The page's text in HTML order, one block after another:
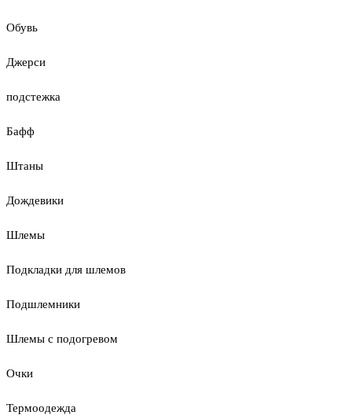
Обувь
Джерси
подстежка
Бафф
Штаны
Дождевики
Шлемы
Подкладки для шлемов
Подшлемники
Шлемы с подогревом
Очки
Термоодежда